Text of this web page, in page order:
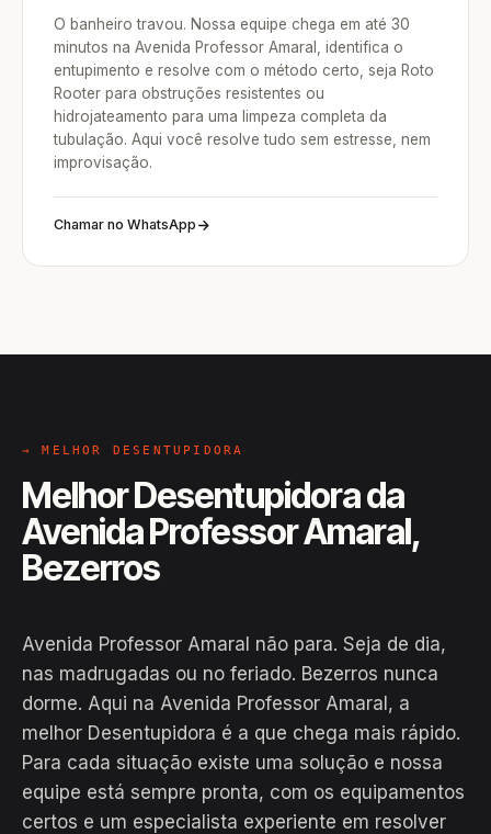
O banheiro travou. Nossa equipe chega em até 30
minutos na Avenida Professor Amaral, identifica o
entupimento e resolve com o método certo, seja Roto
Rooter para obstruções resistentes ou
hidrojateamento para uma limpeza completa da
tubulação. Aqui você resolve tudo sem estresse, nem
improvisação.
Chamar no WhatsApp
→ MELHOR DESENTUPIDORA
Melhor Desentupidora da
Avenida Professor Amaral,
Bezerros
Avenida Professor Amaral não para. Seja de dia,
nas madrugadas ou no feriado. Bezerros nunca
dorme. Aqui na Avenida Professor Amaral, a
melhor Desentupidora é a que chega mais rápido.
Para cada situação existe uma solução e nossa
equipe está sempre pronta, com os equipamentos
certos e um especialista experiente em resolver
EM CAMPO